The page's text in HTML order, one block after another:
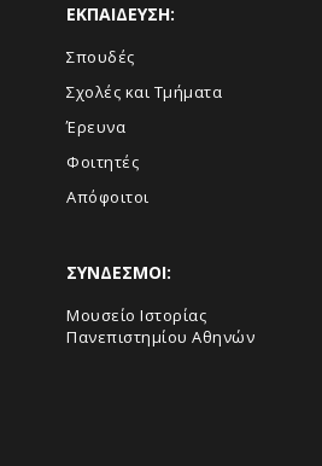
ΕΚΠΑΙΔΕΥΣΗ:
Σπουδές
Σχολές και Τμήματα
Έρευνα
Φοιτητές
Απόφοιτοι
ΣΥΝΔΕΣΜΟΙ:
Μουσείο Ιστορίας
Πανεπιστημίου Αθηνών